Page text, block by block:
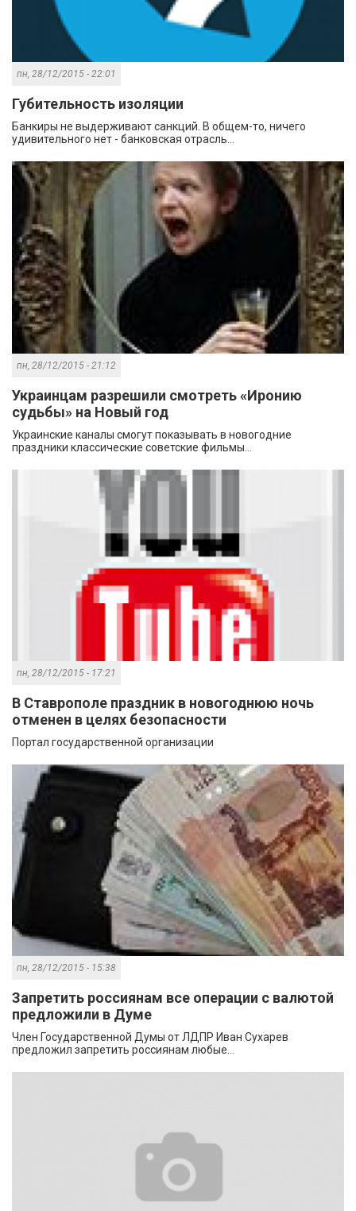
пн, 28/12/2015 - 22:01
Губительность изоляции
Банкиры не выдерживают санкций. В общем-то, ничего
удивительного нет - банковская отрасль...
пн, 28/12/2015 - 21:12
Украинцам разрешили смотреть «Иронию
судьбы» на Новый год
Украинские каналы смогут показывать в новогодние
праздники классические советские фильмы...
пн, 28/12/2015 - 17:21
В Ставрополе праздник в новогоднюю ночь
отменен в целях безопасности
Портал государственной организации
пн, 28/12/2015 - 15:38
Запретить россиянам все операции с валютой
предложили в Думе
Член Государственной Думы от ЛДПР Иван Сухарев
предложил запретить россиянам любые...